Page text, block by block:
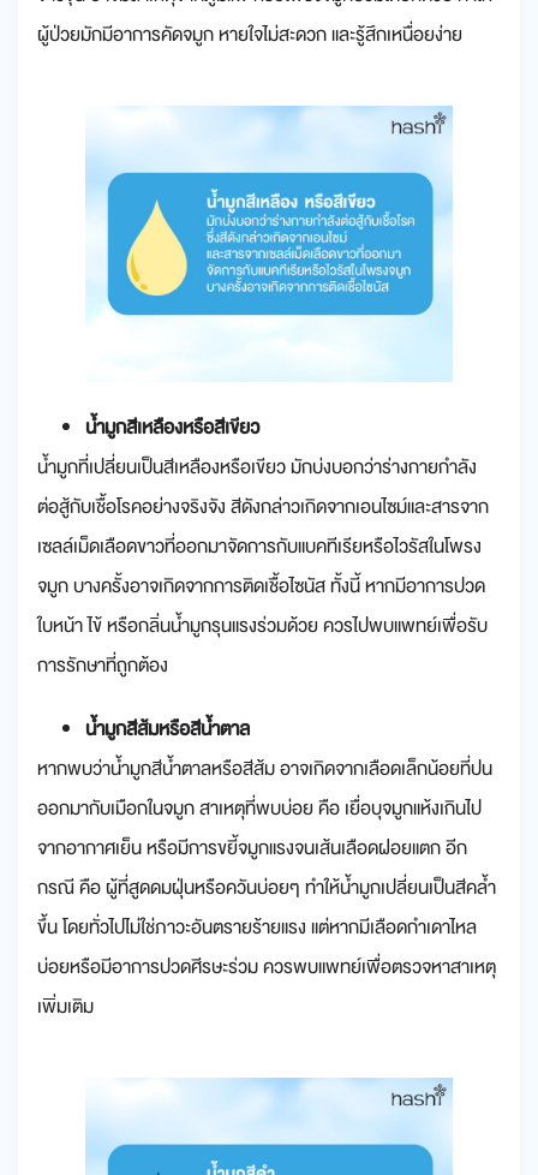
ผู้ป่วยมักมีอาการคัดจมูก หายใจไม่สะดวก และรู้สึกเหนื่อยง่าย
น้ำมูกสีเหลืองหรือสีเขียว
น้ำมูกที่เปลี่ยนเป็นสีเหลืองหรือเขียว มักบ่งบอกว่าร่างกายกำลัง
ต่อสู้กับเชื้อโรคอย่างจริงจัง สีดังกล่าวเกิดจากเอนไซม์และสารจาก
เซลล์เม็ดเลือดขาวที่ออกมาจัดการกับแบคทีเรียหรือไวรัสในโพรง
จมูก บางครั้งอาจเกิดจากการติดเชื้อไซนัส ทั้งนี้ หากมีอาการปวด
ใบหน้า ไข้ หรือกลิ่นน้ำมูกรุนแรงร่วมด้วย ควรไปพบแพทย์เพื่อรับ
การรักษาที่ถูกต้อง
น้ำมูกสีส้มหรือสีน้ำตาล
หากพบว่าน้ำมูกสีน้ำตาลหรือสีส้ม อาจเกิดจากเลือดเล็กน้อยที่ปน
ออกมากับเมือกในจมูก สาเหตุที่พบบ่อย คือ เยื่อบุจมูกแห้งเกินไป
จากอากาศเย็น หรือมีการขยี้จมูกแรงจนเส้นเลือดฝอยแตก อีก
กรณี คือ ผู้ที่สูดดมฝุ่นหรือควันบ่อยๆ ทำให้น้ำมูกเปลี่ยนเป็นสีคล้ำ
ขึ้น โดยทั่วไปไม่ใช่ภาวะอันตรายร้ายแรง แต่หากมีเลือดกำเดาไหล
บ่อยหรือมีอาการปวดศีรษะร่วม ควรพบแพทย์เพื่อตรวจหาสาเหตุ
เพิ่มเติม